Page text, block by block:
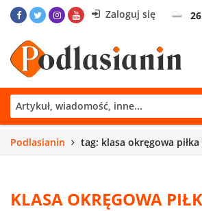
Zaloguj się
Podlasianin tag: klasa okręgowa piłka
KLASA OKRĘGOWA